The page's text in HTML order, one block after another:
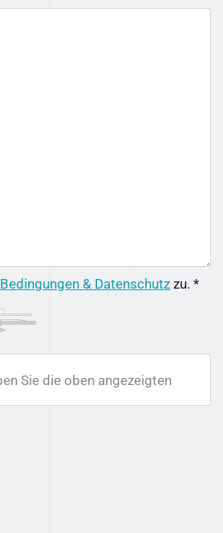
Bedingungen & Datenschutz zu. *
Sie die oben angezeigten